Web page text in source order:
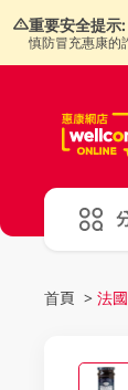
重要安全提示:
慎防冒充惠康的
首頁 > 法